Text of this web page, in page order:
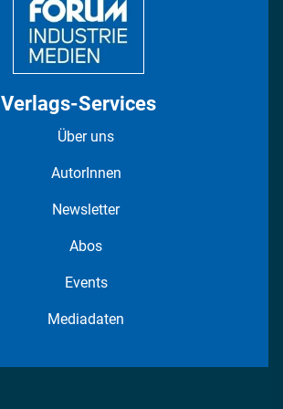
Verlags-Services
Über uns
AutorInnen
Newsletter
Abos
Events
Mediadaten